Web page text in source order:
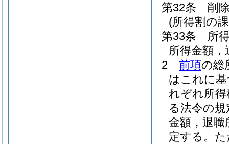
第32条
削
(所得割の
第33条
所
所得金額
2
前項の総
はこれに
れぞれ所得
る法令の
金額，退
定する。 た